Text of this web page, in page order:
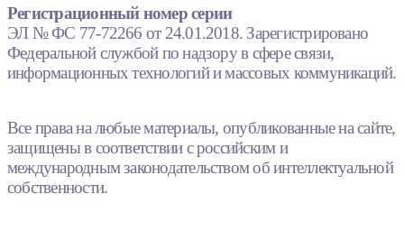
Регистрационный номер серии
ЭЛ № ФС 77-72266 от 24.01.2018. Зарегистрировано
Федеральной службой по надзору в сфере связи,
информационных технологий и массовых коммуникаций.
Все права на любые материалы, опубликованные на сайте,
защищены в соответствии с российским и
международным законодательством об интеллектуальной
собственности.